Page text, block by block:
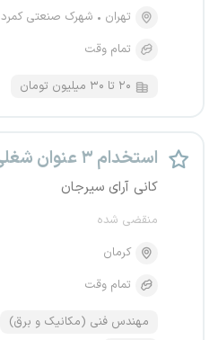
تهران
شهرک صنعتی کمرد
تمام وقت
۲۰ تا ۳۰ میلیون تومان
استخدام ۳ عنوان شغلی
کانی آرای سیرجان
منقضی شده
کرمان
تمام وقت
مهندس فنی (مکانیک و برق)